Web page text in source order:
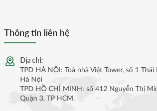
Thông tin liên hệ
Địa chỉ:
TPD HÀ NỘI: Toà nhà Việt Tower, số 1
Hà Nội
TPD HỒ CHÍ MINH: số 412 Nguyễn Thị
Quận 3, TP HCM.